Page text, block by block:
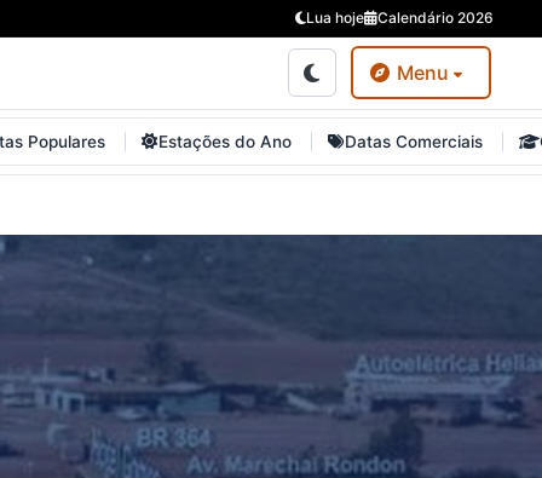
Lua hoje Calendário 2026
Menu
Populares Estações do Ano Datas Comerciais